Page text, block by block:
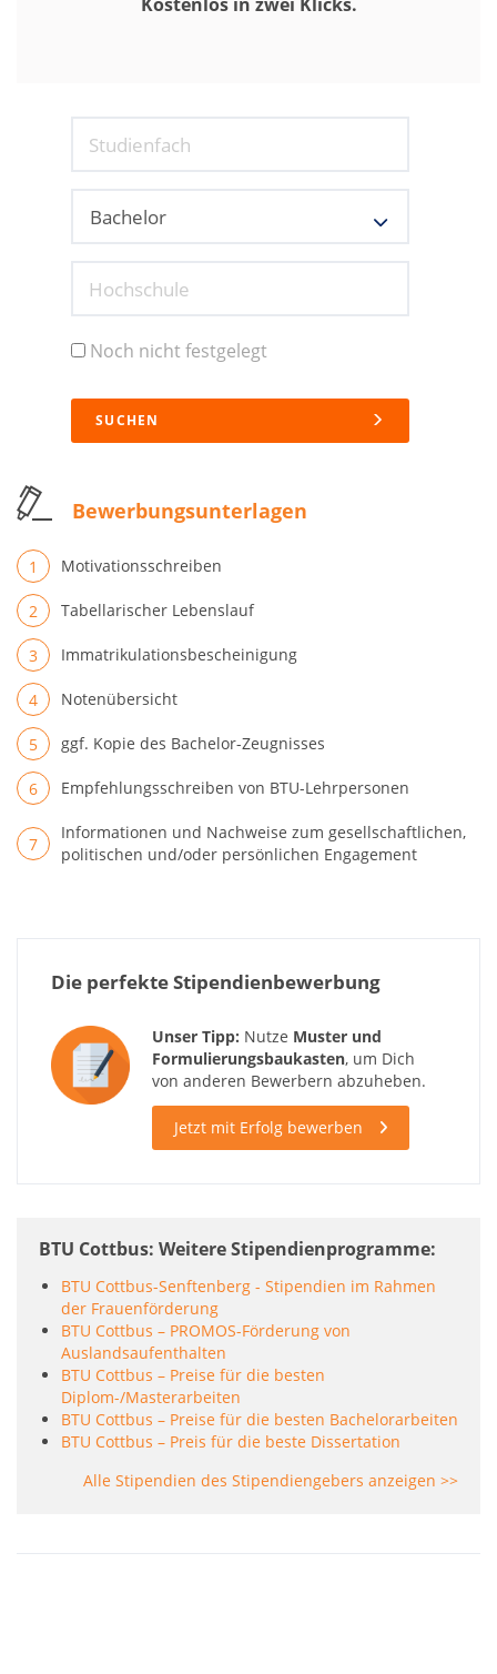
Studienfach
Hochschule
Noch nicht festgelegt
SUCHEN
Bewerbungsunterlagen
Motivationsschreiben
Tabellarischer Lebenslauf
Immatrikulationsbescheinigung
Notenübersicht
ggf. Kopie des Bachelor-Zeugnisses
Empfehlungsschreiben von BTU-Lehrpersonen
Informationen und Nachweise zum gesellschaftlichen,
politischen und/oder persönlichen Engagement
Die perfekte Stipendienbewerbung
Unser Tipp: Nutze Muster und
Formulierungsbaukasten, um Dich
von anderen Bewerbern abzuheben.
Jetzt mit Erfolg bewerben
BTU Cottbus: Weitere Stipendienprogramme
BTU Cottbus-Senftenberg - Stipendien im Rahmen
der Frauenförderung
BTU Cottbus – PROMOS-Förderung von
Auslandsaufenthalten
BTU Cottbus – Preise für die besten
Diplom-/Masterarbeiten
BTU Cottbus – Preise für die besten Bachelorarbeiten
BTU Cottbus – Preis für die beste Dissertation
Alle Stipendien des Stipendiengebers anzeigen >>